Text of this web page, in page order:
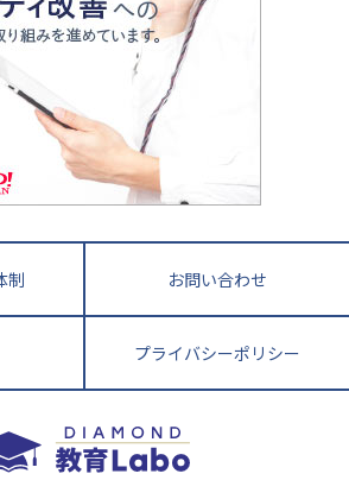
岡山県 広島県
高知県
長崎県 熊本県
沖縄県
験」相談室
検対策
！中学受験のリアル
トが徹底解説！ 大学受験の羅
制 お問い合わせ
プライバシーポリシー